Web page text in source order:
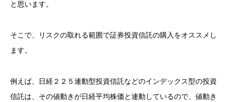
と思います。
そこで、リスクの取れる範囲で証券投資信託の購入をオススメし
ます。
例えば、日経２２５連動型投資信託などのインデックス型の投資
信託は、その値動きが日経平均株価と連動しているので、値動き